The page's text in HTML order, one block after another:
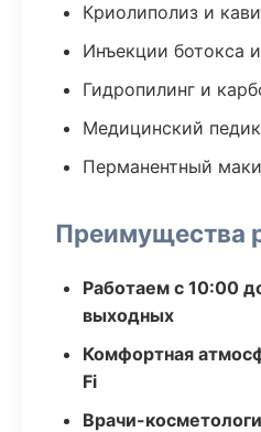
Криолиполиз и
Инъекции ботокса
Гидропилинг и
Медицинский
Перманентный
Преимущества
Работаем с 10:00
выходных
Комфортная
Fi
Врачи-